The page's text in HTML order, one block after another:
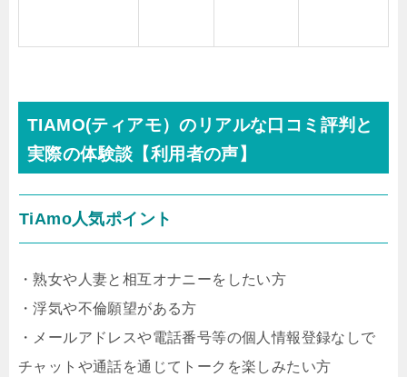
TIAMO(ティアモ）のリアルな口コミ評判と
実際の体験談【利用者の声】
TiAmo人気ポイント
・熟女や人妻と相互オナニーをしたい方
・浮気や不倫願望がある方
・メールアドレスや電話番号等の個人情報登録なしで
チャットや通話を通じてトークを楽しみたい方